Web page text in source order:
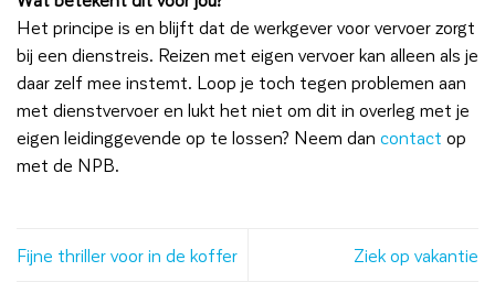
Het principe is en blijft dat de werkgever voor vervoer zorgt
bij een dienstreis. Reizen met eigen vervoer kan alleen als je
daar zelf mee instemt. Loop je toch tegen problemen aan
met dienstvervoer en lukt het niet om dit in overleg met je
eigen leidinggevende op te lossen? Neem dan contact op
met de NPB.
Fijne thriller voor in de koffer Ziek op vakantie